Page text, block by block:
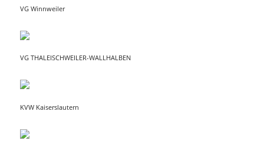
VG Winnweiler
VG THALEISCHWEILER-WALLHALBEN
KVW Kaiserslautern